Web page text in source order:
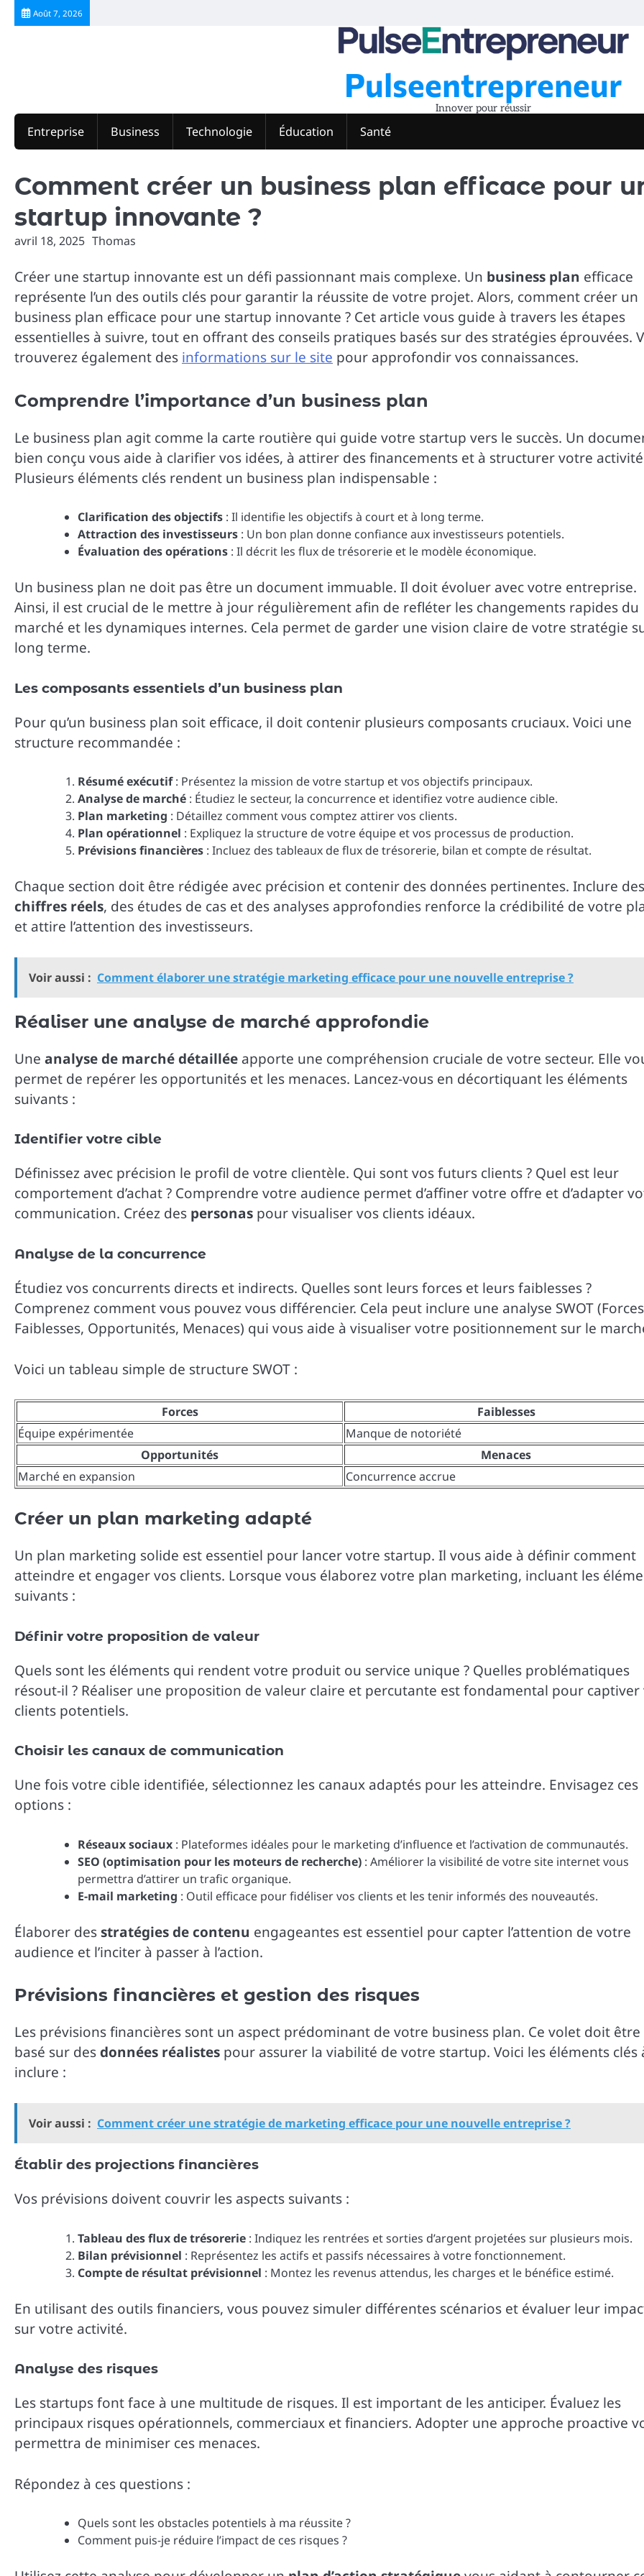
Skip
Août 7, 2026
Pulseentrepreneur
Innover pour réussir
Entreprise Business Technologie Éducation Santé
Comment créer un business plan efficace pour
startup innovante ?
avril 18, 2025 Thomas
Créer une startup innovante est un défi passionnant mais complexe. Un business plan efficace
représente l’un des outils clés pour garantir la réussite de votre projet. Alors, comment créer un
business plan efficace pour une startup innovante ? Cet article vous guide à travers les étapes
essentielles à suivre, tout en offrant des conseils pratiques basés sur des stratégies éprouvées.
trouverez également des informations sur le site pour approfondir vos connaissances.
Comprendre l’importance d’un business plan
Le business plan agit comme la carte routière qui guide votre startup vers le succès. Un
bien conçu vous aide à clarifier vos idées, à attirer des financements et à structurer votre
Plusieurs éléments clés rendent un business plan indispensable :
Clarification des objectifs : Il identifie les objectifs à court et à long terme.
Attraction des investisseurs : Un bon plan donne confiance aux investisseurs potentiels.
Évaluation des opérations : Il décrit les flux de trésorerie et le modèle économique.
Un business plan ne doit pas être un document immuable. Il doit évoluer avec votre entreprise.
Ainsi, il est crucial de le mettre à jour régulièrement afin de refléter les changements rapides du
marché et les dynamiques internes. Cela permet de garder une vision claire de votre stratégie
long terme.
Les composants essentiels d’un business plan
Pour qu’un business plan soit efficace, il doit contenir plusieurs composants cruciaux. Voici une
structure recommandée :
Résumé exécutif: Présentez la mission de votre startup et vos objectifs principaux.
Analyse de marché : Étudiez le secteur, la concurrence et identifiez votre audience cible.
Plan marketing : Détaillez comment vous comptez attirer vos clients.
Plan opérationnel : Expliquez la structure de votre équipe et vos processus de production.
Prévisions financières : Incluez des tableaux de flux de trésorerie, bilan et compte de résultat.
Chaque section doit être rédigée avec précision et contenir des données pertinentes. Inclure des
chiffres réels, des études de cas et des analyses approfondies renforce la crédibilité de votre
et attire l’attention des investisseurs.
Voir aussi : Comment élaborer une stratégie marketing efficace pour une nouvelle entreprise ?
Réaliser une analyse de marché approfondie
Une analyse de marché détaillée apporte une compréhension cruciale de votre secteur. Elle
permet de repérer les opportunités et les menaces. Lancez-vous en décortiquant les éléments
suivants :
Identifier votre cible
Définissez avec précision le profil de votre clientèle. Qui sont vos futurs clients ? Quel est leur
comportement d’achat ? Comprendre votre audience permet d’affiner votre offre et d’adapter
communication. Créez des personas pour visualiser vos clients idéaux.
Analyse de la concurrence
Étudiez vos concurrents directs et indirects. Quelles sont leurs forces et leurs faiblesses ?
Comprenez comment vous pouvez vous différencier. Cela peut inclure une analyse SWOT
Faiblesses, Opportunités, Menaces) qui vous aide à visualiser votre positionnement sur le
Voici un tableau simple de structure SWOT :
Forces
Faiblesses
Équipe expérimentée
Manque de notoriété
Opportunités
Menaces
Marché en expansion
Concurrence accrue
Créer un plan marketing adapté
Un plan marketing solide est essentiel pour lancer votre startup. Il vous aide à définir comment
atteindre et engager vos clients. Lorsque vous élaborez votre plan marketing, incluant les
suivants :
Définir votre proposition de valeur
Quels sont les éléments qui rendent votre produit ou service unique ? Quelles problématiques
résout-il ? Réaliser une proposition de valeur claire et percutante est fondamental pour captiver
clients potentiels.
Choisir les canaux de communication
Une fois votre cible identifiée, sélectionnez les canaux adaptés pour les atteindre. Envisagez ces
options :
Réseaux sociaux : Plateformes idéales pour le marketing d’influence et l’activation de communautés.
SEO (optimisation pour les moteurs de recherche) : Améliorer la visibilité de votre site internet vous
permettra d’attirer un trafic organique.
E-mail marketing : Outil efficace pour fidéliser vos clients et les tenir informés des nouveautés.
Élaborer desstratégies de contenu engageantes est essentiel pour capter l’attention de votre
audience et l’inciter à passer à l’action.
Prévisions financières et gestion des risques
Les prévisions financières sont un aspect prédominant de votre business plan. Ce volet doit être
basé sur desdonnées réalistes pour assurer la viabilité de votre startup. Voici les éléments clés
inclure :
Voir aussi : Comment créer une stratégie de marketing efficace pour une nouvelle entreprise ?
Établir des projections financières
Vos prévisions doivent couvrir les aspects suivants :
Tableau des flux de trésorerie : Indiquez les rentrées et sorties d’argent projetées sur plusieurs mois.
Bilan prévisionnel : Représentez les actifs et passifs nécessaires à votre fonctionnement.
Compte de résultat prévisionnel : Montez les revenus attendus, les charges et le bénéfice estimé.
En utilisant des outils financiers, vous pouvez simuler différentes scénarios et évaluer leur
sur votre activité.
Analyse des risques
Les startups font face à une multitude de risques. Il est important de les anticiper. Évaluez les
principaux risques opérationnels, commerciaux et financiers. Adopter une approche proactive
permettra de minimiser ces menaces.
Répondez à ces questions :
Quels sont les obstacles potentiels à ma réussite ?
Comment puis-je réduire l’impact de ces risques ?